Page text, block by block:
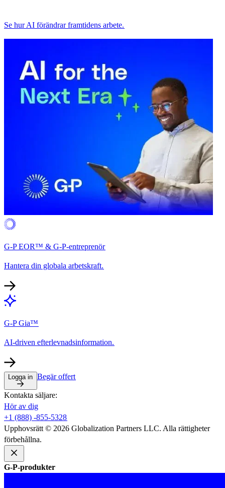
Se hur AI förändrar framtidens arbete.​​
G-P EOR™ & G-P-entreprenör​​
Hantera din globala arbetskraft.​​
G-P Gia™​​
AI-driven efterlevnadsinformation.​​
Logga in​​ Begär offert​​
Kontakta säljare:​​
Hör av dig​​
+1 (888) -855-5328​​
Upphovsrätt © 2026 Globalization Partners LLC. Alla rättigheter
förbehållna.​​
G-P-produkter​​